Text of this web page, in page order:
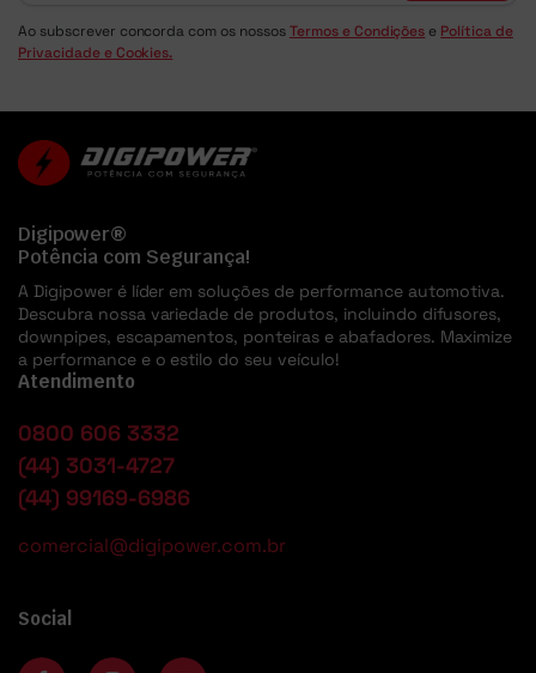
Ao subscrever concorda com os nossosTermos e Condições e Política de
Privacidade e Cookies.
Digipower®
Potência com Segurança!
A Digipower é líder em soluções de performance automotiva.
Descubra nossa variedade de produtos, incluindo difusores,
downpipes, escapamentos, ponteiras e abafadores. Maximize
a performance e o estilo do seu veículo!
Atendimento
0800 606 3332
(44) 3031-4727
(44) 99169-6986
comercial@digipower.com.br
Social